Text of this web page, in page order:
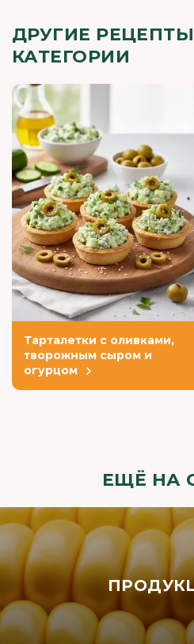
ДРУГИЕ
КАТЕГОРИИ
Тарталетки с оливками,
творожным сыром и
огурцом
ЕЩЁ НА